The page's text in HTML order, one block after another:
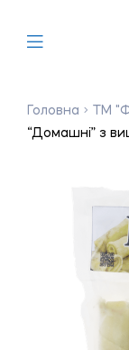
Головна ТМ
“Домашні” з